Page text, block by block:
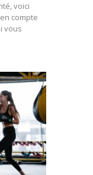
voici
compte
vous